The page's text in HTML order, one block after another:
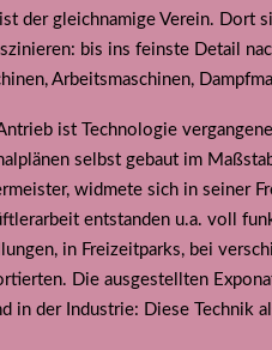
der gleichnamige Verein. Dort
bis ins feinste Detail
Arbeitsmaschinen,
ist Technologie
selbst gebaut im
widmete sich in seiner
entstanden u.a. voll
in Freizeitparks, bei
Die ausgestellten
in der Industrie: Diese Technik